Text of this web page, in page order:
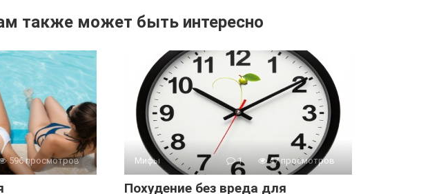
также может быть интересно
596 просмотров Мифы 1 47 просмотров
Похудение без вреда для